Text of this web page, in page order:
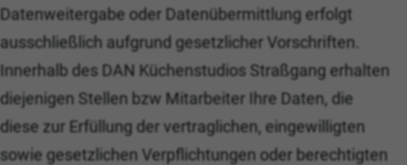
Datenweitergabe oder Datenübermittlung erfolgt
ausschließlich aufgrund gesetzlicher Vorschriften.
Innerhalb des DAN Küchenstudios Straßgang erhalten
diejenigen Stellen bzw Mitarbeiter Ihre Daten, die
diese zur Erfüllung der vertraglichen, eingewilligten
sowie gesetzlichen Verpflichtungen oder berechtigten